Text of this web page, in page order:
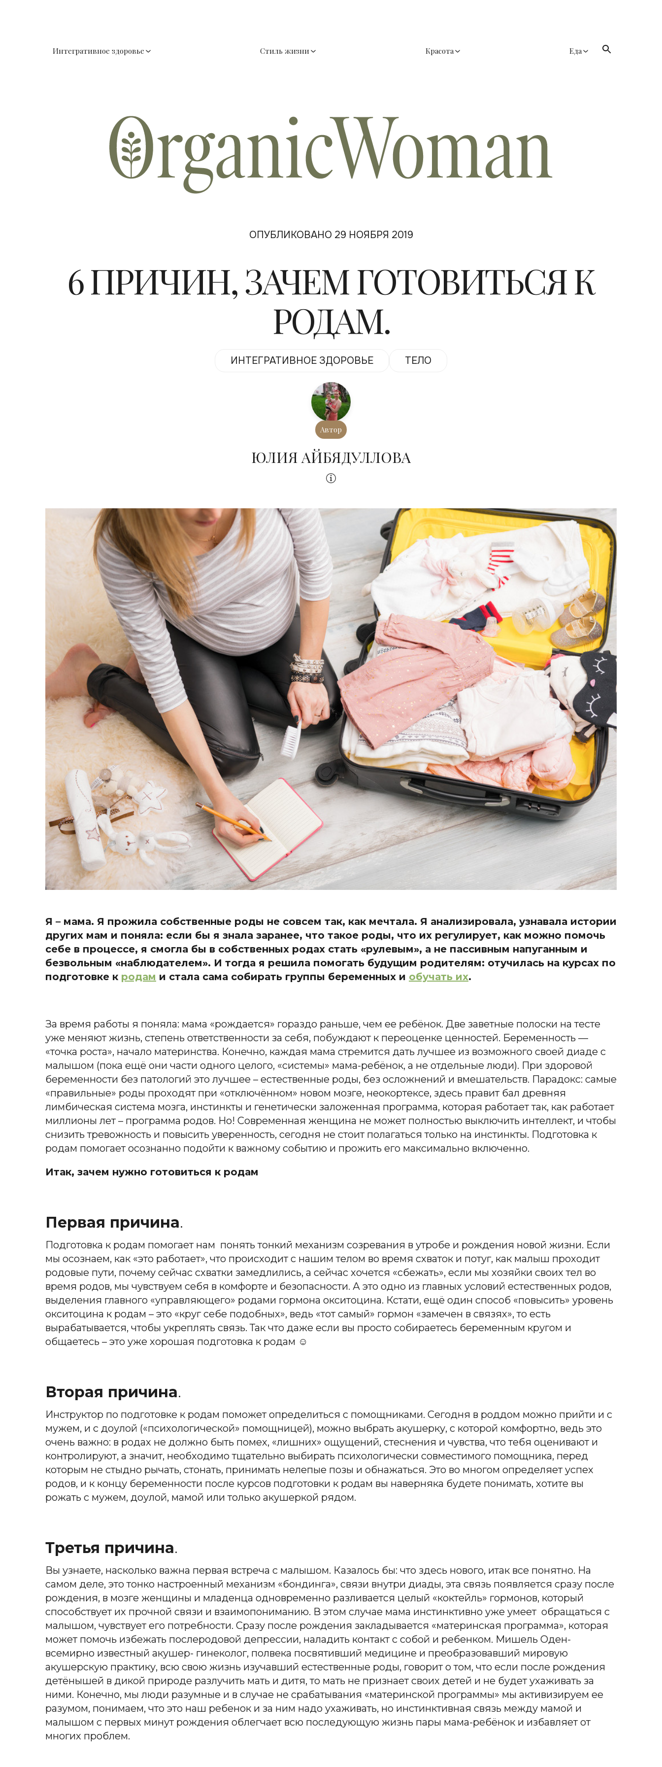
Интегративное здоровье Стиль жизни Красота Еда
ОПУБЛИКОВАНО 29 НОЯБРЯ 2019
6 ПРИЧИН, ЗАЧЕМ ГОТОВИТЬСЯ К
РОДАМ.
ИНТЕГРАТИВНОЕ ЗДОРОВЬЕ ТЕЛО
Автор
ЮЛИЯ АЙБЯДУЛЛОВА
Я – мама. Я прожила собственные роды не совсем так, как мечтала. Я анализировала, узнавала истории
других мам и поняла: если бы я знала заранее, что такое роды, что их регулирует, как можно помочь
себе в процессе, я смогла бы в собственных родах стать «рулевым», а не пассивным напуганным и
безвольным «наблюдателем». И тогда я решила помогать будущим родителям: отучилась на курсах по
подготовке к родам и стала сама собирать группы беременных и обучать их.
За время работы я поняла: мама «рождается» гораздо раньше, чем ее ребёнок. Две заветные полоски на тесте
уже меняют жизнь, степень ответственности за себя, побуждают к переоценке ценностей. Беременность —
«точка роста», начало материнства. Конечно, каждая мама стремится дать лучшее из возможного своей диаде с
малышом (пока ещё они части одного целого, «системы» мама-ребёнок, а не отдельные люди). При здоровой
беременности без патологий это лучшее – естественные роды, без осложнений и вмешательств. Парадокс: самые
«правильные» роды проходят при «отключённом» новом мозге, неокортексе, здесь правит бал древняя
лимбическая система мозга, инстинкты и генетически заложенная программа, которая работает так, как работает
миллионы лет – программа родов. Но! Современная женщина не может полностью выключить интеллект, и чтобы
снизить тревожность и повысить уверенность, сегодня не стоит полагаться только на инстинкты. Подготовка к
родам помогает осознанно подойти к важному событию и прожить его максимально включенно.
Итак, зачем нужно готовиться к родам
Первая причина.
Подготовка к родам помогает нам понять тонкий механизм созревания в утробе и рождения новой жизни. Если
мы осознаем, как «это работает», что происходит с нашим телом во время схваток и потуг, как малыш проходит
родовые пути, почему сейчас схватки замедлились, а сейчас хочется «сбежать», если мы хозяйки своих тел во
время родов, мы чувствуем себя в комфорте и безопасности. А это одно из главных условий естественных родов,
выделения главного «управляющего» родами гормона окситоцина. Кстати, ещё один способ «повысить» уровень
окситоцина к родам – это «круг себе подобных», ведь «тот самый» гормон «замечен в связях», то есть
вырабатывается, чтобы укреплять связь. Так что даже если вы просто собираетесь беременным кругом и
общаетесь – это уже хорошая подготовка к родам ☺
Вторая причина.
Инструктор по подготовке к родам поможет определиться с помощниками. Сегодня в роддом можно прийти и с
мужем, и с доулой («психологической» помощницей), можно выбрать акушерку, с которой комфортно, ведь это
очень важно: в родах не должно быть помех, «лишних» ощущений, стеснения и чувства, что тебя оценивают и
контролируют, а значит, необходимо тщательно выбирать психологически совместимого помощника, перед
которым не стыдно рычать, стонать, принимать нелепые позы и обнажаться. Это во многом определяет успех
родов, и к концу беременности после курсов подготовки к родам вы наверняка будете понимать, хотите вы
рожать с мужем, доулой, мамой или только акушеркой рядом.
Третья причина.
Вы узнаете, насколько важна первая встреча с малышом. Казалось бы: что здесь нового, итак все понятно. На
самом деле, это тонко настроенный механизм «бондинга», связи внутри диады, эта связь появляется сразу после
рождения, в мозге женщины и младенца одновременно разливается целый «коктейль» гормонов, который
способствует их прочной связи и взаимопониманию. В этом случае мама инстинктивно уже умеет обращаться с
малышом, чувствует его потребности. Сразу после рождения закладывается «материнская программа», которая
может помочь избежать послеродовой депрессии, наладить контакт с собой и ребенком. Мишель Оден-
всемирно известный акушер- гинеколог, полвека посвятивший медицине и преобразовавший мировую
акушерскую практику, всю свою жизнь изучавший естественные роды, говорит о том, что если после рождения
детёнышей в дикой природе разлучить мать и дитя, то мать не признает своих детей и не будет ухаживать за
ними. Конечно, мы люди разумные и в случае не срабатывания «материнской программы» мы активизируем ее
разумом, понимаем, что это наш ребенок и за ним надо ухаживать, но инстинктивная связь между мамой и
малышом с первых минут рождения облегчает всю последующую жизнь пары мама-ребёнок и избавляет от
многих проблем.